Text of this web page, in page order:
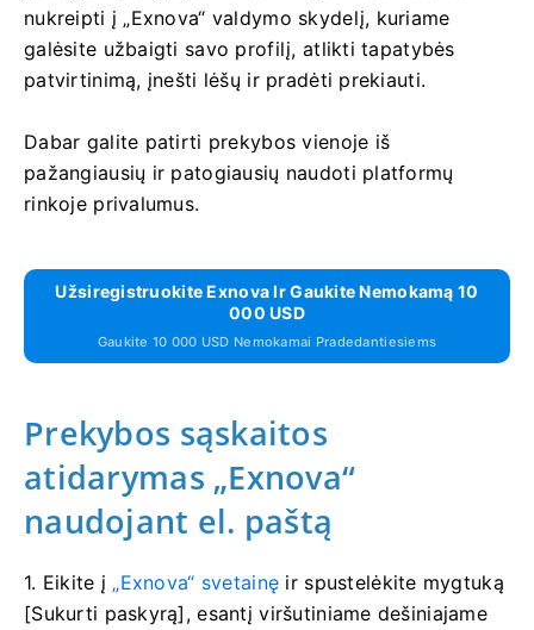
nukreipti į „Exnova“ valdymo skydelį, kuriame
galėsite užbaigti savo profilį, atlikti tapatybės
patvirtinimą, įnešti lėšų ir pradėti prekiauti.
Dabar galite patirti prekybos vienoje iš
pažangiausių ir patogiausių naudoti platformų
rinkoje privalumus.
Užsiregistruokite Exnova Ir Gaukite Nemokamą 10
000 USD
Gaukite 10 000 USD Nemokamai Pradedantiesiems
Prekybos sąskaitos
atidarymas „Exnova“
naudojant el. paštą
1. Eikite į „Exnova“ svetainę ir spustelėkite mygtuką
[Sukurti paskyrą], esantį viršutiniame dešiniajame